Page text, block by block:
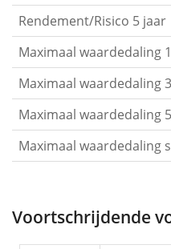
The metric puts the
in relation to its
retrospective
fluctuation you had to
the return. We
5 year periods to
Maximum drawdown
buying and
Rendement/Risico 5 jaar
Maximaal waardedaling
Maximaal waardedaling
Maximaal waardedaling
Maximaal waardedaling
Voortschrijdende